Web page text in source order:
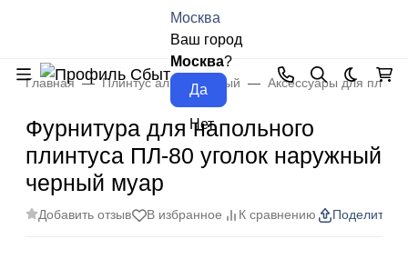
Москва
Ваш город
Москва?
Темная
Главная Плинтус алюминиевый Аксессуары для
Фурнитура для напольного
плинтуса ПЛ-80 уголок наружный
черный муар
Добавить отзыв В избранное К сравнению Поделиться